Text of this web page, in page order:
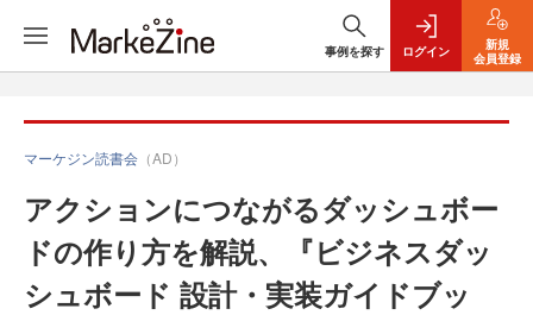
事例を探す ログイン
新規
会員登録
マーケジン読書会 （AD）
アクションにつながるダッシュボー
ドの作り方を解説、『ビジネスダッ
シュボード 設計・実装ガイドブッ